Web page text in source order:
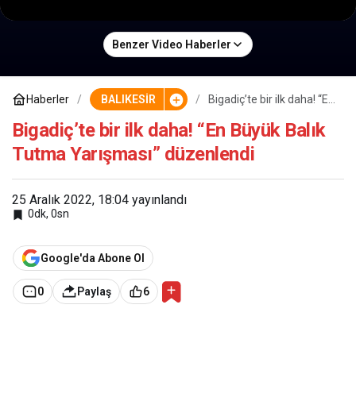
Benzer Video Haberler
Haberler BALIKESİR
Bigadiç’te bir ilk daha! “En
Yarışması” düzenlendi
Bigadiç’te bir ilk daha! “En Büyük Balık
Tutma Yarışması” düzenlendi
25 Aralık 2022, 18:04 yayınlandı
0dk, 0sn
Google'da Abone Ol
0 Paylaş 6